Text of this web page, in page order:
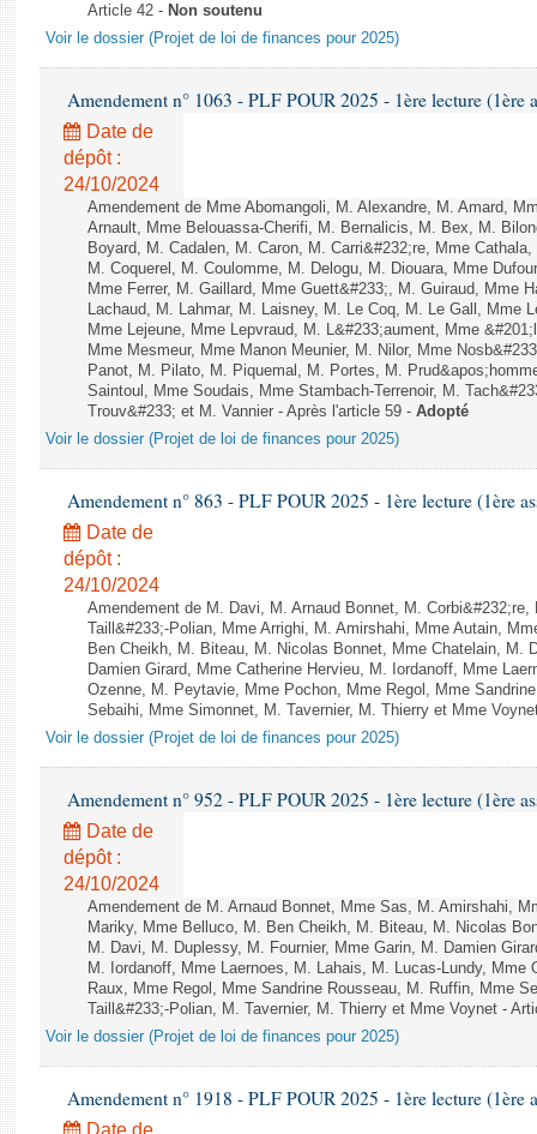
Article 42 - Non soutenu
Voir le dossier (Projet de loi de finances pour 2025)
Amendement n° 1063 - PLF POUR 2025 - 1ère lecture (1ère
Date de
dépôt :
24/10/2024
Amendement de Mme Abomangoli, M. Alexandre, M. Amard,
Arnault, Mme Belouassa-Cherifi, M. Bernalicis, M. Bex, M.
Boyard, M. Cadalen, M. Caron, M. Carri&#232;re, Mme
M. Coquerel, M. Coulomme, M. Delogu, M. Diouara, Mme
Mme Ferrer, M. Gaillard, Mme Guett&#233;, M. Guiraud, Mme
Lachaud, M. Lahmar, M. Laisney, M. Le Coq, M. Le Gall, Mme
Mme Lejeune, Mme Lepvraud, M. L&#233;aument, Mme
Mme Mesmeur, Mme Manon Meunier, M. Nilor, Mme
Panot, M. Pilato, M. Piquemal, M. Portes, M.
Saintoul, Mme Soudais, Mme Stambach-Terrenoir, M.
Trouv&#233; et M. Vannier - Après l'article 59 - Adopté
Voir le dossier (Projet de loi de finances pour 2025)
Amendement n° 863 - PLF POUR 2025 - 1ère lecture (1ère
Date de
dépôt :
24/10/2024
Amendement de M. Davi, M. Arnaud Bonnet, M.
Taill&#233;-Polian, Mme Arrighi, M. Amirshahi, Mme Autain,
Ben Cheikh, M. Biteau, M. Nicolas Bonnet, Mme Chatelain, M.
Damien Girard, Mme Catherine Hervieu, M. Iordanoff, Mme
Ozenne, M. Peytavie, Mme Pochon, Mme Regol, Mme
Sebaihi, Mme Simonnet, M. Tavernier, M. Thierry et Mme
Voir le dossier (Projet de loi de finances pour 2025)
Amendement n° 952 - PLF POUR 2025 - 1ère lecture (1ère
Date de
dépôt :
24/10/2024
Amendement de M. Arnaud Bonnet, Mme Sas, M. Amirshahi,
Mariky, Mme Belluco, M. Ben Cheikh, M. Biteau, M. Nicolas
M. Davi, M. Duplessy, M. Fournier, Mme Garin, M. Damien
M. Iordanoff, Mme Laernoes, M. Lahais, M. Lucas-Lundy,
Raux, Mme Regol, Mme Sandrine Rousseau, M. Ruffin, Mme
Taill&#233;-Polian, M. Tavernier, M. Thierry et Mme Voynet -
Voir le dossier (Projet de loi de finances pour 2025)
Amendement n° 1918 - PLF POUR 2025 - 1ère lecture (1ère
Date de